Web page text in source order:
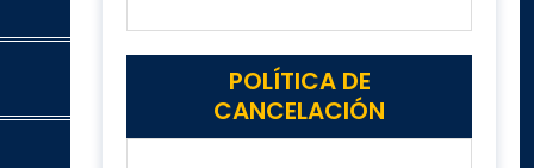
POLÍTICA DE
CANCELACIÓN